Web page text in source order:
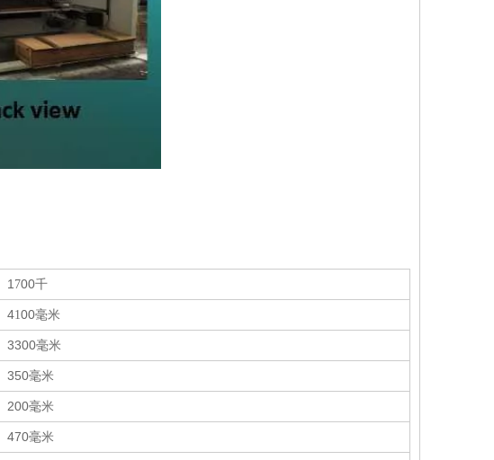
1 700千
4100毫米
3300毫米
350毫米
200毫米
470毫米